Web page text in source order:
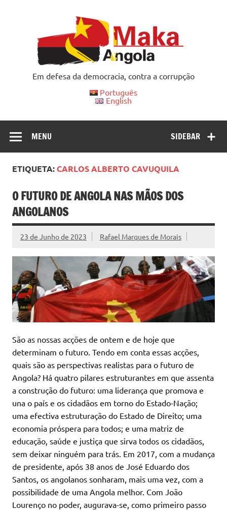
Em defesa da democracia, contra a corrupção
Português
English
SIDEBAR
MENU
ETIQUETA:CARLOS ALBERTO CAVUQUILA
O FUTURO DE ANGOLA NAS MÃOS DOS
ANGOLANOS
23 de Junho de 2023 Rafael Marques de Morais
São as nossas acções de ontem e de hoje que
determinam o futuro. Tendo em conta essas acções,
quais são as perspectivas realistas para o futuro de
Angola? Há quatro pilares estruturantes em que assenta
a construção do futuro: uma liderança que promova e
una o país e os cidadãos em torno do Estado-Nação;
uma efectiva estruturação do Estado de Direito; uma
economia próspera para todos; e uma matriz de
educação, saúde e justiça que sirva todos os cidadãos,
sem deixar ninguém para trás. Em 2017, com a mudança
de presidente, após 38 anos de José Eduardo dos
Santos, os angolanos sonharam, mais uma vez, com a
possibilidade de uma Angola melhor. Com João
Lourenço no poder, augurava-se, como primeiro passo